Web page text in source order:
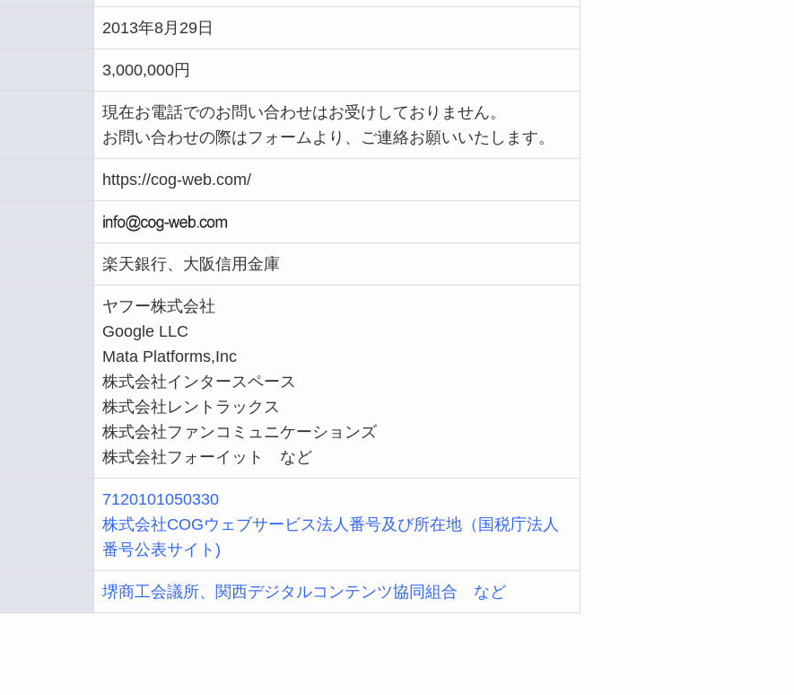
2013年8月29日
3,000,000円
現在お電話でのお問い合わせはお受けしておりません。
お問い合わせの際はフォームより、ご連絡お願いいたします。
https://cog-web.com/
楽天銀行、大阪信用金庫
ヤフー株式会社
Google LLC
Mata Platforms,Inc
株式会社インタースペース
株式会社レントラックス
株式会社ファンコミュニケーションズ
株式会社フォーイット など
7120101050330
株式会社COGウェブサービス法人番号及び所在地（国税庁法人
番号公表サイト)
堺商工会議所、 関西デジタルコンテンツ協同組合 など